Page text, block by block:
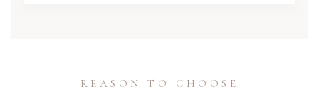
REASON TO CHOOSE